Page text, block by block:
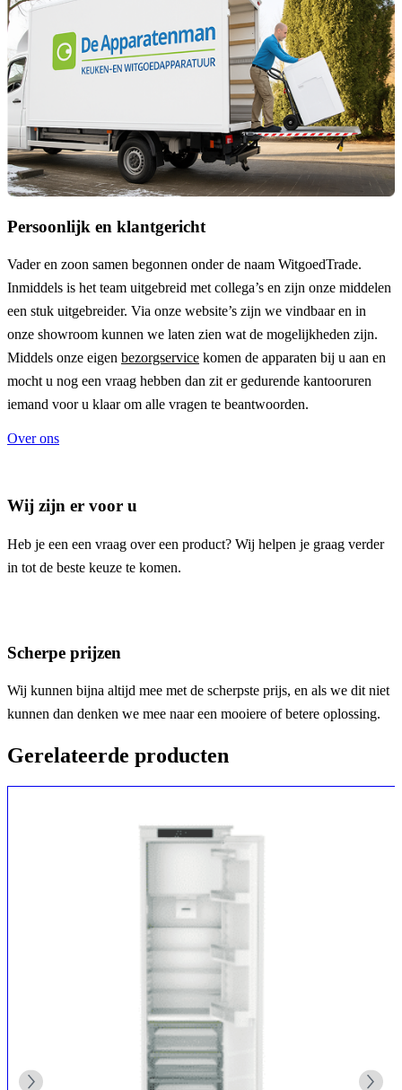
Persoonlijk en klantgericht
Vader en zoon samen begonnen onder de naam WitgoedTrade.
Inmiddels is het team uitgebreid met collega’s en zijn onze middelen
een stuk uitgebreider. Via onze website’s zijn we vindbaar en in
onze showroom kunnen we laten zien wat de mogelijkheden zijn.
Middels onze eigen bezorgservice komen de apparaten bij u aan en
mocht u nog een vraag hebben dan zit er gedurende kantooruren
iemand voor u klaar om alle vragen te beantwoorden.
Over ons
Wij zijn er voor u
Heb je een een vraag over een product? Wij helpen je graag verder
in tot de beste keuze te komen.
Scherpe prijzen
Wij kunnen bijna altijd mee met de scherpste prijs, en als we dit niet
kunnen dan denken we mee naar een mooiere of betere oplossing.
Gerelateerde producten